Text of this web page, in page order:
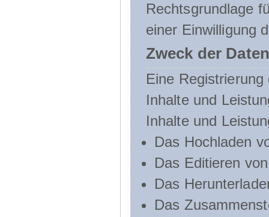
Rechtsgrundlage
einer Einwilligung
Zweck der
Eine
Inhalte und
Inhalte und
Das Hochladen
Das Editieren
Das
Das